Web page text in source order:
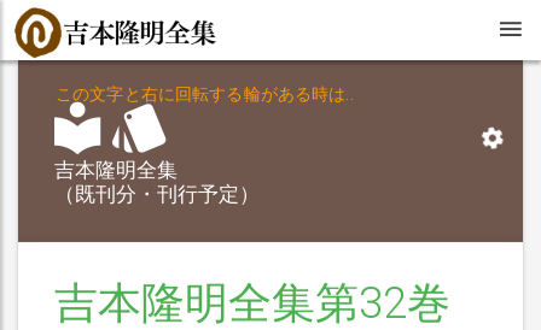
吉本隆明全集
（既刊分・刊行予定）
この文字と右に回転する輪がある時は..
吉本隆明全集第32巻